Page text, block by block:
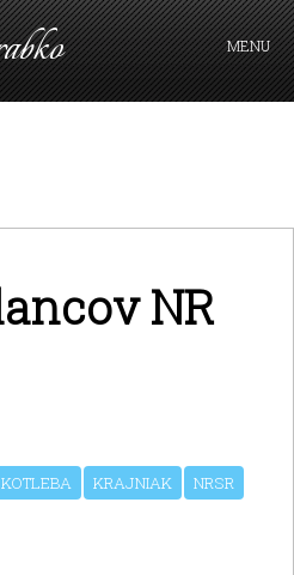
MENU
PRIHLÁSIŤ SA
NR
KOTLEBA KRAJNIAK
NRSR